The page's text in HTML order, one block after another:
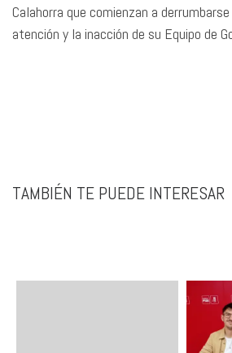
Calahorra que comienzan a
atención y la inacción de su Equipo de
TAMBIÉN TE PUEDE INTERESAR